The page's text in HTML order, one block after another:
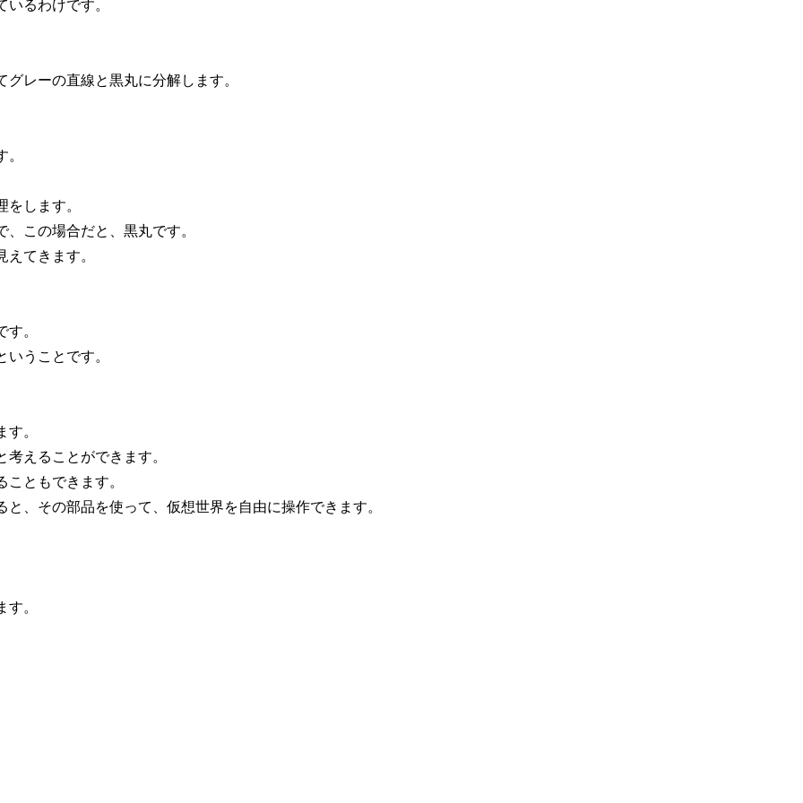
るわけです。
レーの直線と黒丸に分解します。
します。
この場合だと、黒丸です。
てきます。
。
うことです。
。
えることができます。
ともできます。
、その部品を使って、仮想世界を自由に操作できます。
。